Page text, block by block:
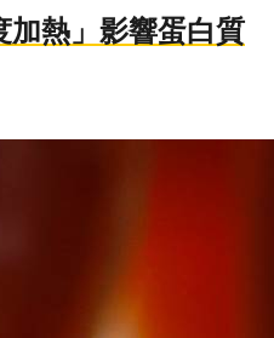
加熱」影響蛋白質